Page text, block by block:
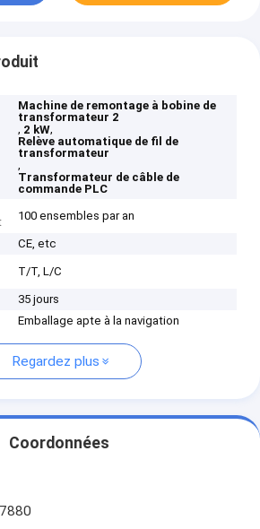
Machine de remontage à bobine de
transformateur 2
, 2 kW,
Relève automatique de fil de
transformateur
,
Transformateur de câble de
commande PLC
100 ensembles par an
CE, etc
T/T, L/C
35 jours
Emballage apte à la navigation
Regardez plus
Coordonnées